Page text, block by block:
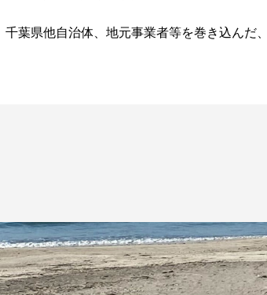
千葉県他自治体、地元事業者等を巻き込んだ